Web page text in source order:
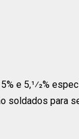
e 5,1⁄2%
soldados para